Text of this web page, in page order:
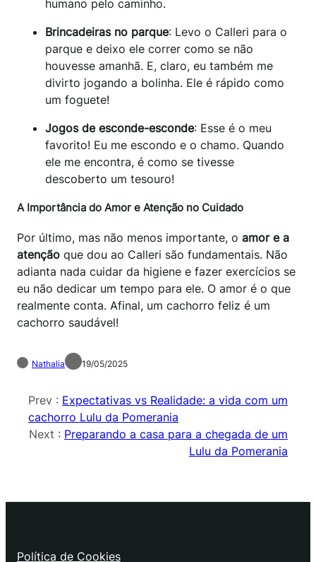
humano pelo caminho.
Brincadeiras no parque: Levo o Calleri para o
parque e deixo ele correr como se não
houvesse amanhã. E, claro, eu também me
divirto jogando a bolinha. Ele é rápido como
um foguete!
Jogos de esconde-esconde: Esse é o meu
favorito! Eu me escondo e o chamo. Quando
ele me encontra, é como se tivesse
descoberto um tesouro!
A Importância do Amor e Atenção no Cuidado
Por último, mas não menos importante, o amor e a
atenção que dou ao Calleri são fundamentais. Não
adianta nada cuidar da higiene e fazer exercícios se
eu não dedicar um tempo para ele. O amor é o que
realmente conta. Afinal, um cachorro feliz é um
cachorro saudável!
Nathalia 19/05/2025
Prev : Expectativas vs Realidade: a vida com um
cachorro Lulu da Pomerania
Next : Preparando a casa para a chegada de um
Lulu da Pomerania
Política de Cookies